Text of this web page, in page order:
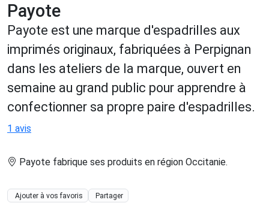
Payote
Payote est une marque d'espadrilles aux
imprimés originaux, fabriquées à Perpignan
dans les ateliers de la marque, ouvert en
semaine au grand public pour apprendre à
confectionner sa propre paire d'espadrilles.
1 avis
Payote fabrique ses produits en région Occitanie.
Ajouter à vos favoris Partager